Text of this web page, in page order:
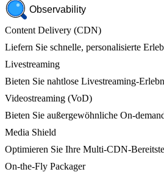
Observability
Content Delivery (CDN)
Liefern Sie schnelle, personalisierte
Livestreaming
Bieten Sie nahtlose Livestreaming-
Videostreaming (VoD)
Bieten Sie außergewöhnliche On-
Media Shield
Optimieren Sie Ihre Multi-CDN-
On-the-Fly Packager